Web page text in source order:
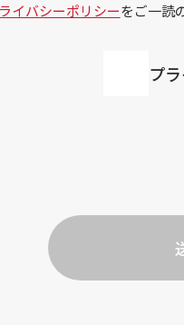
イバシーポリシーをご一読
プ